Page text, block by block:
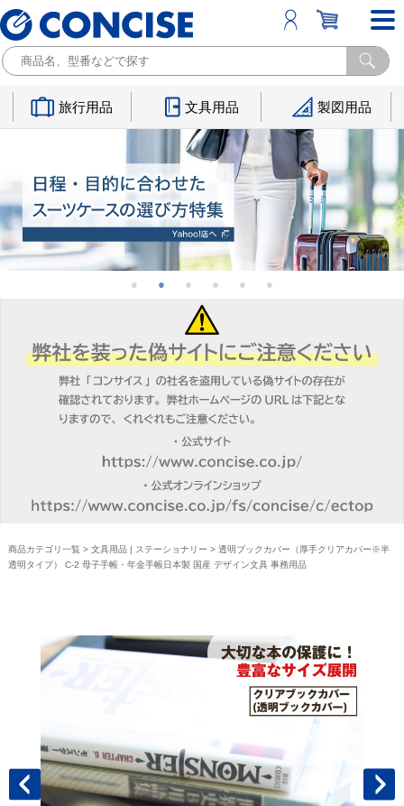
旅行用品 文具用品 製図用品
商品カテゴリ一覧 > 文具用品 | ステーショナリー > 透明ブックカバー（厚手クリアカバー※半
透明タイプ） C-2 母子手帳・年金手帳日本製 国産 デザイン文具 事務用品